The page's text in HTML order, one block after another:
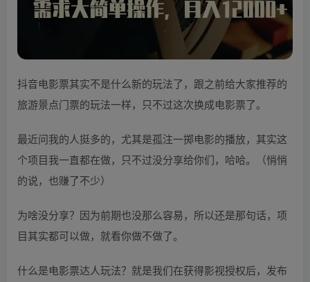
抖音电影票其实不是什么新的玩法了，跟之前给大家推荐的
旅游景点门票的玩法一样，只不过这次换成电影票了。
最近问我的人挺多的，尤其是孤注一掷电影的播放，其实这
个项目我一直都在做，只不过没分享给你们，哈哈。（悄悄
的说，也赚了不少）
为啥没分享？因为前期也没那么容易，所以还是那句话，项
目其实都可以做，就看你做不做了。
什么是电影票达人玩法？就是我们在获得影视授权后，发布